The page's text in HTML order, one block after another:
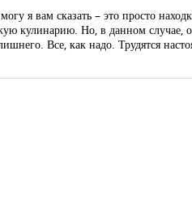
я вам сказать – это просто
кулинарию. Но, в данном случае,
Все, как надо. Трудятся